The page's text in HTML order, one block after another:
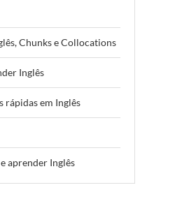
Chunks e Collocations
Inglês
rápidas em Inglês
aprender Inglês